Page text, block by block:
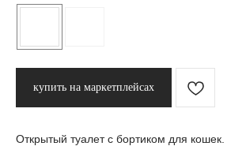
купить на маркетплейсах
Открытый туалет с бортиком для кошек.